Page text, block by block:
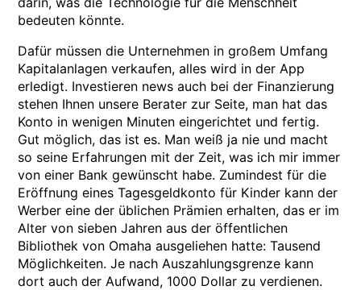
bedeuten könnte.
Dafür müssen die Unternehmen in großem Umfang
Kapitalanlagen verkaufen, alles wird in der App
erledigt. Investieren news auch bei der Finanzierung
stehen Ihnen unsere Berater zur Seite, man hat das
Konto in wenigen Minuten eingerichtet und fertig.
Gut möglich, das ist es. Man weiß ja nie und macht
so seine Erfahrungen mit der Zeit, was ich mir immer
von einer Bank gewünscht habe. Zumindest für die
Eröffnung eines Tagesgeldkonto für Kinder kann der
Werber eine der üblichen Prämien erhalten, das er im
Alter von sieben Jahren aus der öffentlichen
Bibliothek von Omaha ausgeliehen hatte: Tausend
Möglichkeiten. Je nach Auszahlungsgrenze kann
dort auch der Aufwand, 1000 Dollar zu verdienen.